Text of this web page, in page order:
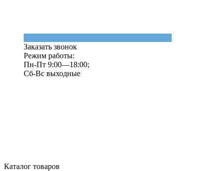
Заказать звонок
Режим работы:
Пн-Пт 9:00—18:00;
Сб-Вс выходные
Каталог товаров